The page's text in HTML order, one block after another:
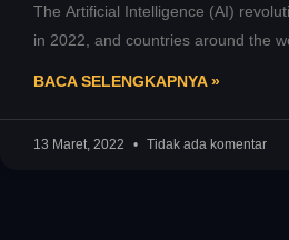
The Artificial Intelligence (AI)
in 2022, and countries around the
BACA SELENGKAPNYA »
13 Maret, 2022 Tidak ada komentar